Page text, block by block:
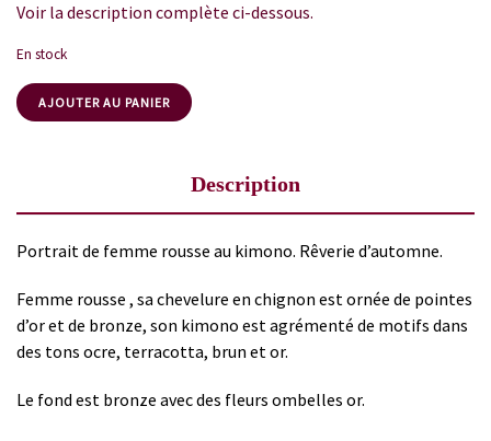
Voir la description complète ci-dessous.
En stock
AJOUTER AU PANIER
Description
Portrait de femme rousse au kimono. Rêverie d’automne.
Femme rousse , sa chevelure en chignon est ornée de pointes
d’or et de bronze, son kimono est agrémenté de motifs dans
des tons ocre, terracotta, brun et or.
Le fond est bronze avec des fleurs ombelles or.